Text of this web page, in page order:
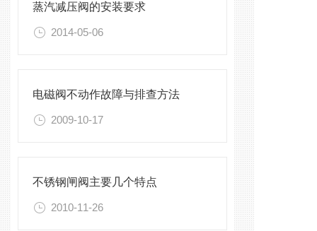
蒸汽减压阀的安装要求
2014-05-06
电磁阀不动作故障与排查方法
2009-10-17
不锈钢闸阀主要几个特点
2010-11-26